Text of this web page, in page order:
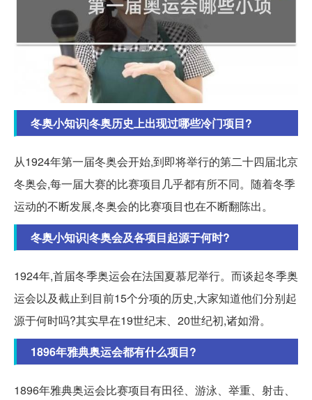
冬奥小知识|冬奥历史上出现过哪些冷门项目?
从1924年第一届冬奥会开始,到即将举行的第二十四届北京
冬奥会,每一届大赛的比赛项目几乎都有所不同。随着冬季
运动的不断发展,冬奥会的比赛项目也在不断翻陈出。
冬奥小知识|冬奥会及各项目起源于何时?
1924年,首届冬季奥运会在法国夏慕尼举行。而谈起冬季奥
运会以及截止到目前15个分项的历史,大家知道他们分别起
源于何时吗?其实早在19世纪末、20世纪初,诸如滑。
1896年雅典奥运会都有什么项目?
1896年雅典奥运会比赛项目有田径、游泳、举重、射击、